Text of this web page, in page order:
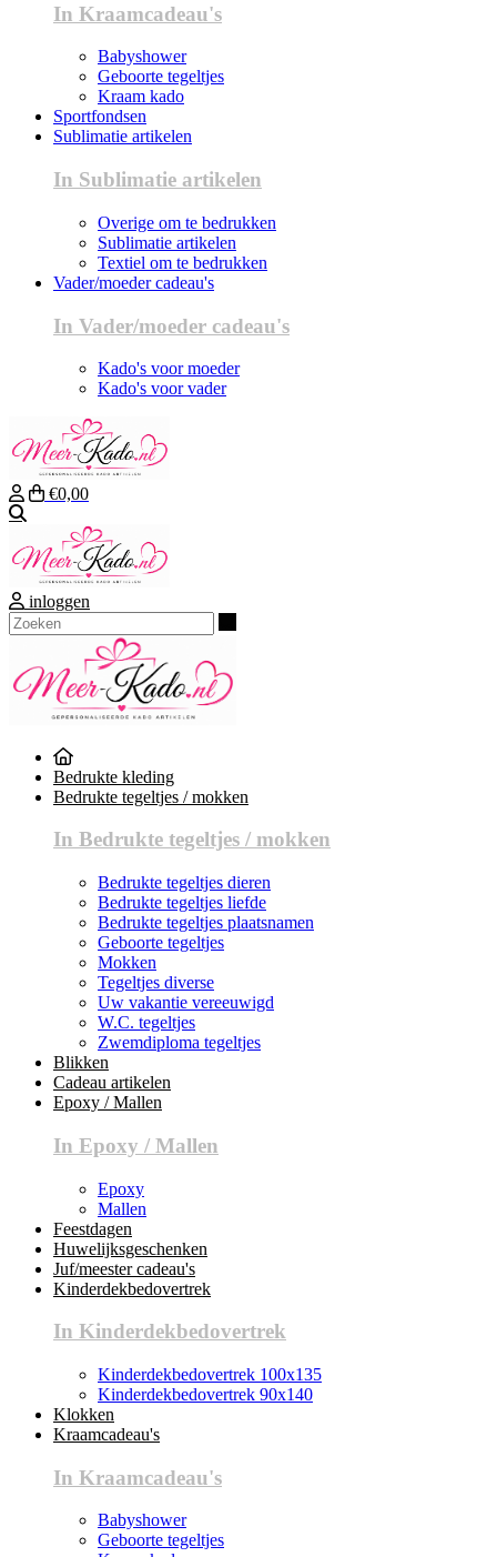
In Kraamcadeau's
Babyshower
Geboorte tegeltjes
Kraam kado
Sportfondsen
Sublimatie artikelen
In Sublimatie artikelen
Overige om te bedrukken
Sublimatie artikelen
Textiel om te bedrukken
Vader/moeder cadeau's
In Vader/moeder cadeau's
Kado's voor moeder
Kado's voor vader
€0,00
inloggen
Bedrukte kleding
Bedrukte tegeltjes / mokken
In Bedrukte tegeltjes / mokken
Bedrukte tegeltjes dieren
Bedrukte tegeltjes liefde
Bedrukte tegeltjes plaatsnamen
Geboorte tegeltjes
Mokken
Tegeltjes diverse
Uw vakantie vereeuwigd
W.C. tegeltjes
Zwemdiploma tegeltjes
Blikken
Cadeau artikelen
Epoxy / Mallen
In Epoxy / Mallen
Epoxy
Mallen
Feestdagen
Huwelijksgeschenken
Juf/meester cadeau's
Kinderdekbedovertrek
In Kinderdekbedovertrek
Kinderdekbedovertrek 100x135
Kinderdekbedovertrek 90x140
Klokken
Kraamcadeau's
In Kraamcadeau's
Babyshower
Geboorte tegeltjes